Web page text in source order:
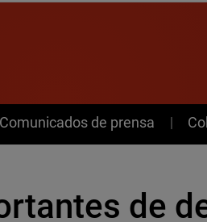
Comunicados de prensa
de